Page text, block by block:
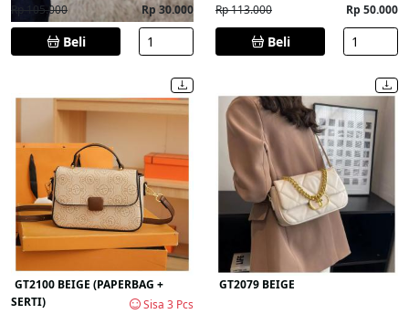
Rp 105.000
Rp 30.000
Beli
Rp 113.000
Rp 50.000
Beli
GT2100 BEIGE (PAPERBAG +
SERTI)
Sisa 3 Pcs
GT2079 BEIGE